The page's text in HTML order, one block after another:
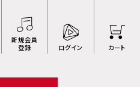
新規会員
登録
ログイン カート